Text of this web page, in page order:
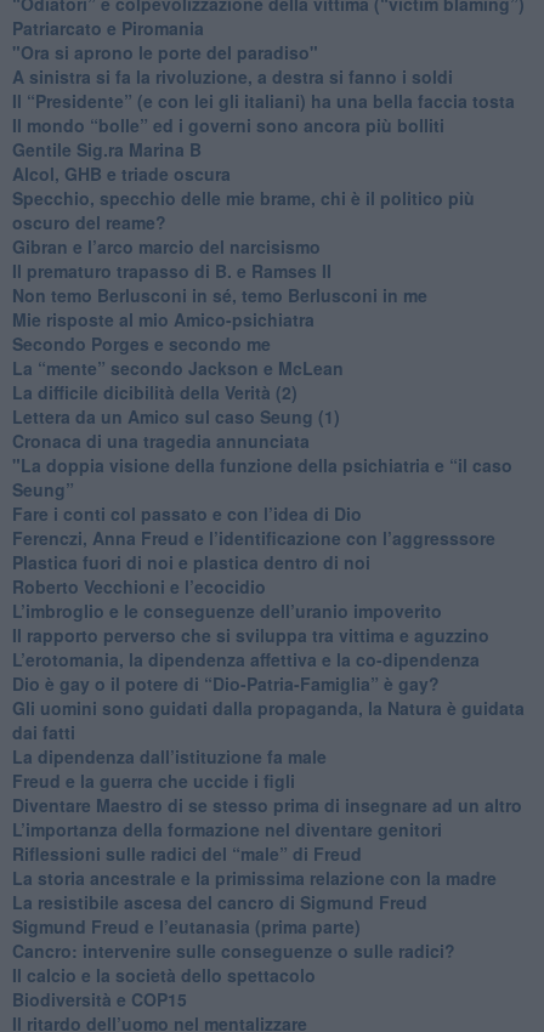
​Patriarcato e Piromania
"Ora si aprono le porte del paradiso"
​A sinistra si fa la rivoluzione, a destra si fanno i soldi
​Il “Presidente” (e con lei gli italiani) ha una bella faccia tosta
​Il mondo “bolle” ed i governi sono ancora più bolliti
​Gentile Sig.ra Marina B
​Alcol, GHB e triade oscura
​Specchio, specchio delle mie brame, chi è il politico più
oscuro del reame?
​Gibran e l’arco marcio del narcisismo
​Il prematuro trapasso di B. e Ramses II
​Non temo Berlusconi in sé, temo Berlusconi in me
​Mie risposte al mio Amico-psichiatra
​Secondo Porges e secondo me
​La “mente” secondo Jackson e McLean
La difficile dicibilità della Verità (2)
​Lettera da un Amico sul caso Seung (1)
​Cronaca di una tragedia annunciata
"​La doppia visione della funzione della psichiatria e “il caso
Seung”
​Fare i conti col passato e con l’idea di Dio
​Ferenczi, Anna Freud e l’identificazione con l’aggresssore
Plastica fuori di noi e plastica dentro di noi
​Roberto Vecchioni e l’ecocidio
​L’imbroglio e le conseguenze dell’uranio impoverito
​Il rapporto perverso che si sviluppa tra vittima e aguzzino
L’erotomania, la dipendenza affettiva e la co-dipendenza
​Dio è gay o il potere di “Dio-Patria-Famiglia” è gay?
​Gli uomini sono guidati dalla propaganda, la Natura è guidata
dai fatti
La dipendenza dall’istituzione fa male
​Freud e la guerra che uccide i figli
​Diventare Maestro di se stesso prima di insegnare ad un altro
L’importanza della formazione nel diventare genitori
Riflessioni sulle radici del “male” di Freud
​La storia ancestrale e la primissima relazione con la madre
​La resistibile ascesa del cancro di Sigmund Freud
Sigmund Freud e l’eutanasia (prima parte)
Cancro: intervenire sulle conseguenze o sulle radici?
​Il calcio e la società dello spettacolo
Biodiversità e COP15
​Il ritardo dell’uomo nel mentalizzare